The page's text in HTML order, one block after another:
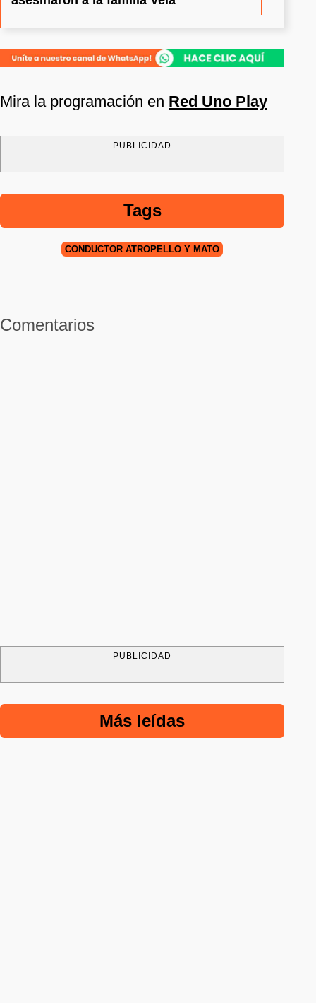
Mira la programación en Red Uno Play
PUBLICIDAD
Tags
CONDUCTOR ATROPELLÓ Y MATÓ
Comentarios
PUBLICIDAD
Más leídas